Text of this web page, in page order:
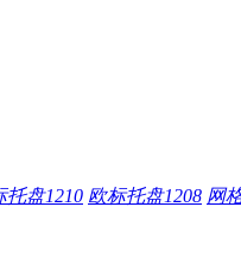
托盘1210 欧标托盘1208 网